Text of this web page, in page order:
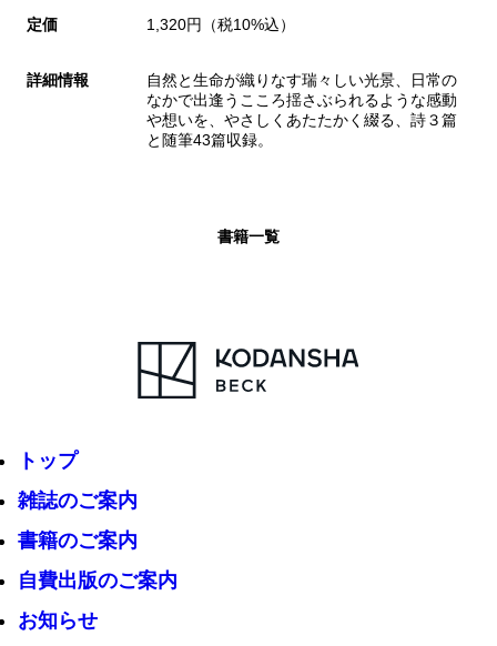
定価 1,320円（税10%込）
詳細情報
自然と生命が織りなす瑞々しい光景、日常の
なかで出逢うこころ揺さぶられるような感動
や想いを、やさしくあたたかく綴る、詩３篇
と随筆43篇収録。
書籍一覧
トップ
雑誌のご案内
書籍のご案内
自費出版のご案内
お知らせ